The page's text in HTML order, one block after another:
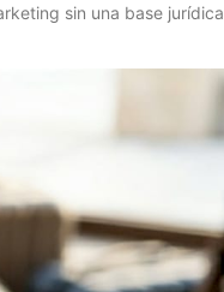
sin una base jurídica